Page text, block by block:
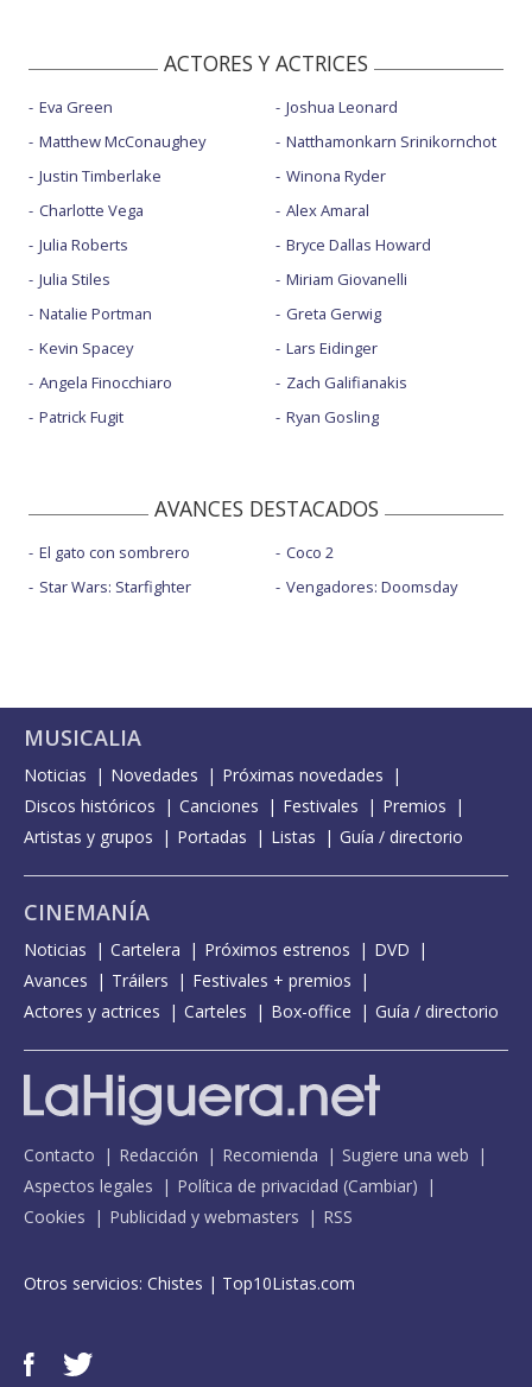
ACTORES Y ACTRICES
Eva Green
Matthew McConaughey
Justin Timberlake
Charlotte Vega
Julia Roberts
Julia Stiles
Natalie Portman
Kevin Spacey
Angela Finocchiaro
Patrick Fugit
Joshua Leonard
Natthamonkarn Srinikornchot
Winona Ryder
Alex Amaral
Bryce Dallas Howard
Miriam Giovanelli
Greta Gerwig
Lars Eidinger
Zach Galifianakis
Ryan Gosling
AVANCES DESTACADOS
El gato con sombrero
Star Wars: Starfighter
Coco 2
Vengadores: Doomsday
MUSICALIA
Noticias Novedades
Próximas novedades
Discos históricos
Canciones Festivales
Premios
Artistas y grupos
Portadas Listas Guía / directorio
CINEMANÍA
Noticias Cartelera Próximos estrenos
DVD
Avances
Tráilers
Festivales + premios
Actores y actrices
Carteles Box-office Guía / directorio
Contacto Redacción Recomienda
Sugiere una web
Aspectos legales
Política de privacidad (Cambiar)
Cookies
Publicidad y webmasters RSS
Otros servicios: Chistes | Top10Listas.com